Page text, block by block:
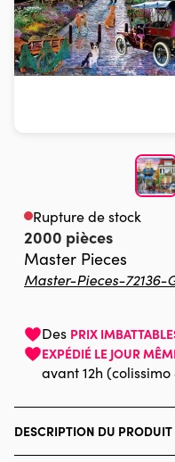
Rupture de stock
2000 pièces
Master Pieces
Master-Pieces-72136-
Des PRIX
EXPÉDIÉ LE JOUR
avant 12h
DESCRIPTION DU PRODUIT
David Maclean